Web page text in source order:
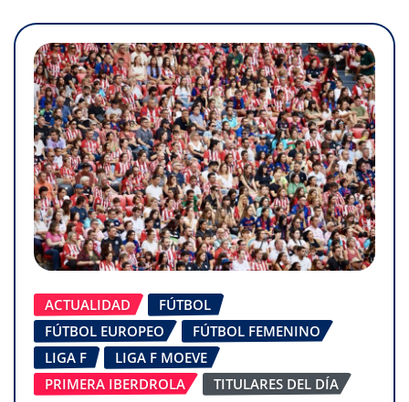
ACTUALIDAD
FÚTBOL
FÚTBOL EUROPEO
FÚTBOL FEMENINO
LIGA F
LIGA F MOEVE
PRIMERA IBERDROLA
TITULARES DEL DÍA